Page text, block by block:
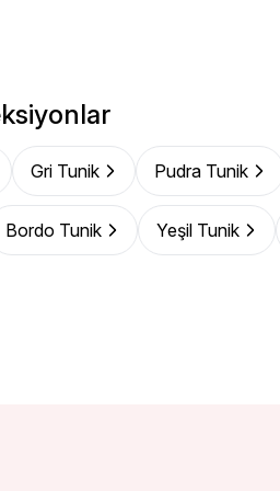
Gri Tunik Pudra Tunik
Bordo Tunik Yeşil Tunik